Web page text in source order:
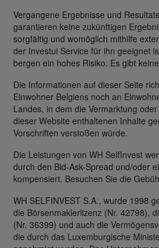
Vergangene Ergebnisse und
garantieren keine zukünftigen
sorgfältig und womöglich mithilfe
der Investui Service für ihn geeignet
bergen ein hohes Risiko. Es gibt
Die Informationen auf dieser Seite
Einwohner Belgiens noch an
Landes, in dem die Vermarktung
dieser Website enthaltenen Inhalte
Vorschriften verstoßen würde.
Die Leistungen von WH SelfInvest
durch den Bid-Ask-Spread und/oder
kompensiert. Besuchen Sie die
WH SELFINVEST S.A., wurde 1998
die Börsenmaklerlizenz (Nr. 42798),
(Nr. 36399) und auch die
die durch das Luxemburgische